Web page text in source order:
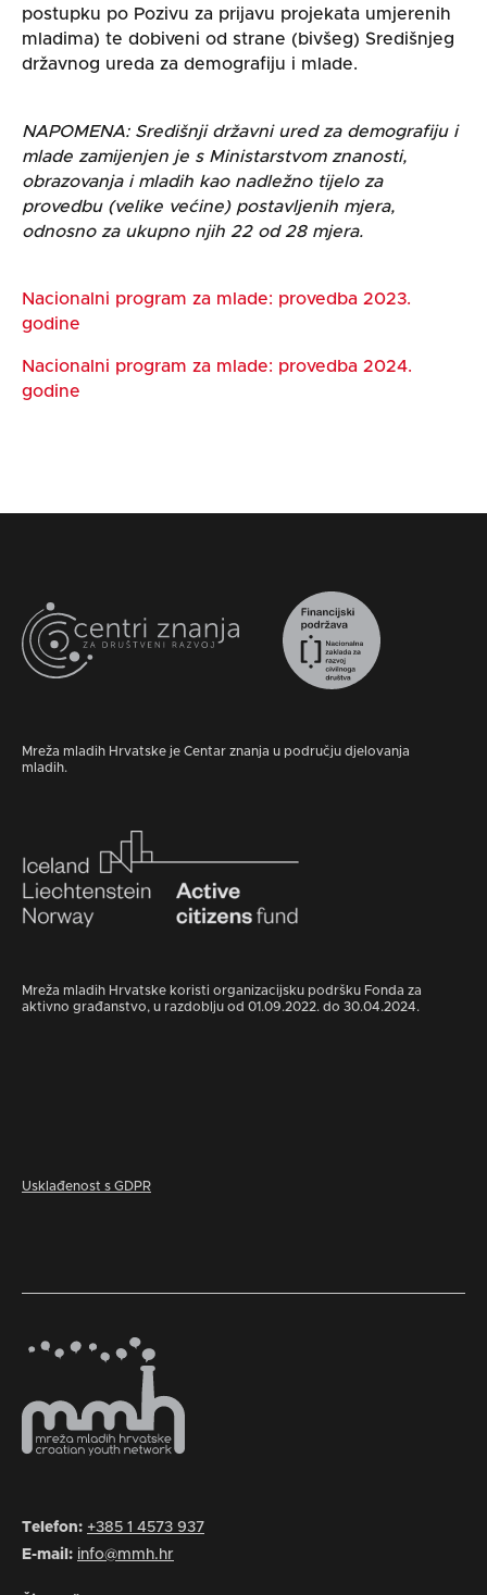
postupku po Pozivu za prijavu projekata umjerenih
mladima) te dobiveni od strane (bivšeg) Središnjeg
državnog ureda za demografiju i mlade.
NAPOMENA: Središnji državni ured za demografiju i
mlade zamijenjen je s Ministarstvom znanosti,
obrazovanja i mladih kao nadležno tijelo za
provedbu (velike većine) postavljenih mjera,
odnosno za ukupno njih 22 od 28 mjera.
Nacionalni program za mlade: provedba 2023.
godine
Nacionalni program za mlade: provedba 2024.
godine
Mreža mladih Hrvatske je Centar znanja u području djelovanja
mladih.
Mreža mladih Hrvatske koristi organizacijsku podršku Fonda za
aktivno građanstvo, u razdoblju od 01.09.2022. do 30.04.2024.
Usklađenost s GDPR
Telefon: +385 1 4573 937
E-mail: info@mmh.hr